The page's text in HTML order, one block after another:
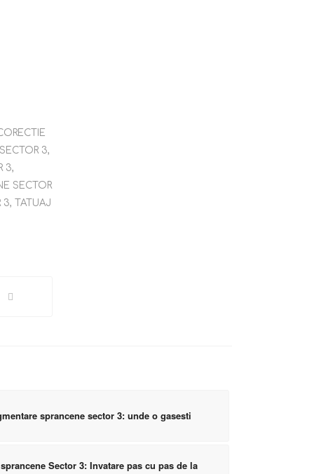
3,
3,
SECTOR
3,
TATUAJ
sprancene sector 3: unde o gasesti
Sector 3: Invatare pas cu pas de la